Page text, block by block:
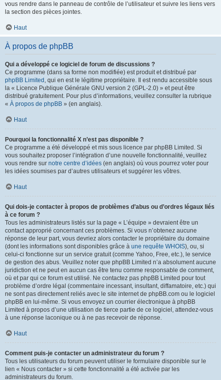
vous rendre dans le panneau de contrôle de l’utilisateur et suivre les liens vers
la section des pièces jointes.
Haut
À propos de phpBB
Qui a développé ce logiciel de forum de discussions ?
Ce programme (dans sa forme non modifiée) est produit et distribué par
phpBB Limited , qui en est le légitime propriétaire. Il est rendu accessible sous
la « Licence Publique Générale GNU version 2 (GPL-2.0) » et peut être
distribué gratuitement. Pour plus d’informations, veuillez consulter la rubrique
« À propos de phpBB » (en anglais).
Haut
Pourquoi la fonctionnalité X n’est pas disponible ?
Ce programme a été développé et mis sous licence par phpBB Limited. Si
vous souhaitez proposer l’intégration d’une nouvelle fonctionnalité, veuillez
vous rendre sur notre centre d’idées (en anglais) où vous pourrez voter pour
les idées soumises par d’autres utilisateurs et suggérer les vôtres.
Haut
Qui dois-je contacter à propos de problèmes d’abus ou d’ordres légaux liés
à ce forum ?
Tous les administrateurs listés sur la page « L’équipe » devraient être un
contact approprié concernant ces problèmes. Si vous n’obtenez aucune
réponse de leur part, vous devriez alors contacter le propriétaire du domaine
(dont les informations sont disponibles grâce à une requête WHOIS), ou, si
celui-ci fonctionne sur un service gratuit (comme Yahoo, Free, etc.), le service
de gestion des abus. Veuillez noter que phpBB Limited n’a absolument aucune
juridiction et ne peut en aucun cas être tenu comme responsable de comment,
où et par qui ce forum est utilisé. Ne contactez pas phpBB Limited pour tout
problème d’ordre légal (commentaire incessant, insultant, diffamatoire, etc.) qui
ne sont pas directement reliés avec le site internet de phpBB.com ou le logiciel
phpBB en lui-même. Si vous envoyez un courrier électronique à phpBB
Limited à propos d’une utilisation de tierce partie de ce logiciel, attendez-vous
à une réponse laconique ou à ne pas recevoir de réponse.
Haut
Comment puis-je contacter un administrateur du forum ?
Tous les utilisateurs du forum peuvent utiliser le formulaire disponible sur le
lien « Nous contacter » si cette fonctionnalité a été activée par les
administrateurs du forum.